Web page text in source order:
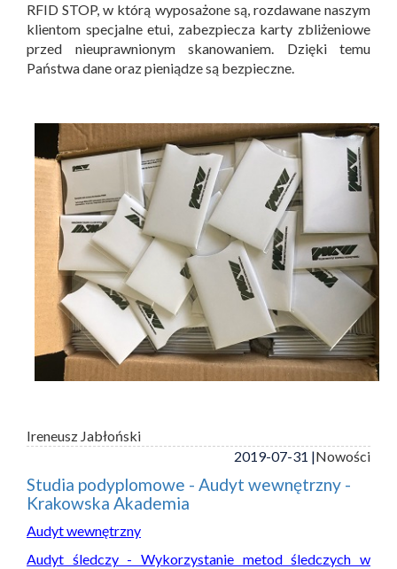
RFID STOP, w którą wyposażone są, rozdawane naszym
klientom specjalne etui, zabezpiecza karty zbliżeniowe
przed nieuprawnionym skanowaniem. Dzięki temu
Państwa dane oraz pieniądze są bezpieczne.
Ireneusz Jabłoński
2019-07-31 |Nowości
Studia podyplomowe - Audyt wewnętrzny -
Krakowska Akademia
Audyt wewnętrzny
Audyt śledczy - Wykorzystanie metod śledczych w